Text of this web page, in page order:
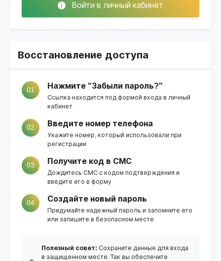
Войти в личный кабинет
Восстановление доступа
01 Нажмите "Забыли пароль?"
Ссылка находится под формой входа в личный
кабинет
02 Введите номер телефона
Укажите номер, который использовали при
регистрации
03 Получите код в СМС
Дождитесь СМС с кодом подтверждения и
введите его в форму
04 Создайте новый пароль
Придумайте надежный пароль и запомните его
или запишите в безопасном месте
Полезный совет: Сохраните данные для входа
в защищенном месте. Так вы обеспечите